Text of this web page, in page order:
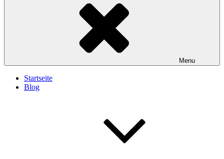
Menu
Startseite
Blog